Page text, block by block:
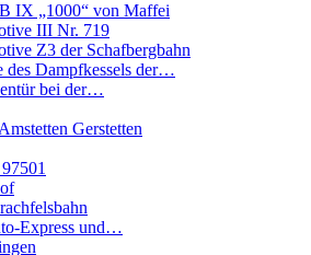
IX „1000“ von Maffei
III Nr. 719
Z3 der Schafbergbahn
des Dampfkessels der…
bei der…
Gerstetten
Express und…